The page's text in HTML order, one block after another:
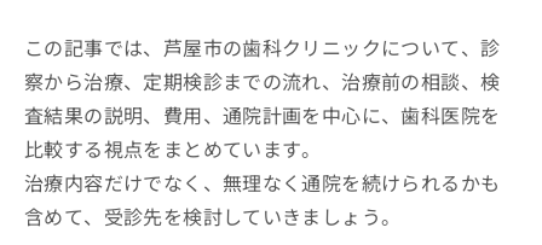
この記事では、芦屋市の歯科クリニックについて、診
察から治療、定期検診までの流れ、治療前の相談、検
査結果の説明、費用、通院計画を中心に、歯科医院を
比較する視点をまとめています。
治療内容だけでなく、無理なく通院を続けられるかも
含めて、受診先を検討していきましょう。
わ
せ
は
こ
ち
ら
こち
お
問
い
合
わ
せ
は
こ
ち
方
は
こ
ち
広